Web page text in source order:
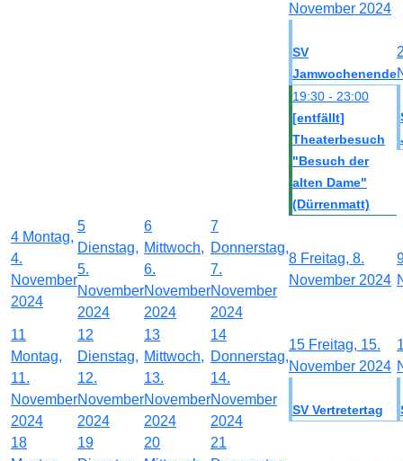
November 2024
SV
Jamwochenende
19:30 - 23:00
[entfällt]
Theaterbesuch
"Besuch der
alten Dame"
(Dürrenmatt)
4 Montag,
4.
November
2024
5
Dienstag,
5.
November
2024
6
Mittwoch,
6.
November
2024
7
Donnerstag,
7.
November
2024
8 Freitag, 8.
November 2024
11
Montag,
11.
November
2024
12
Dienstag,
12.
November
2024
13
Mittwoch,
13.
November
2024
14
Donnerstag,
14.
November
2024
15 Freitag, 15.
November 2024
SV Vertretertag
18
19
20
21